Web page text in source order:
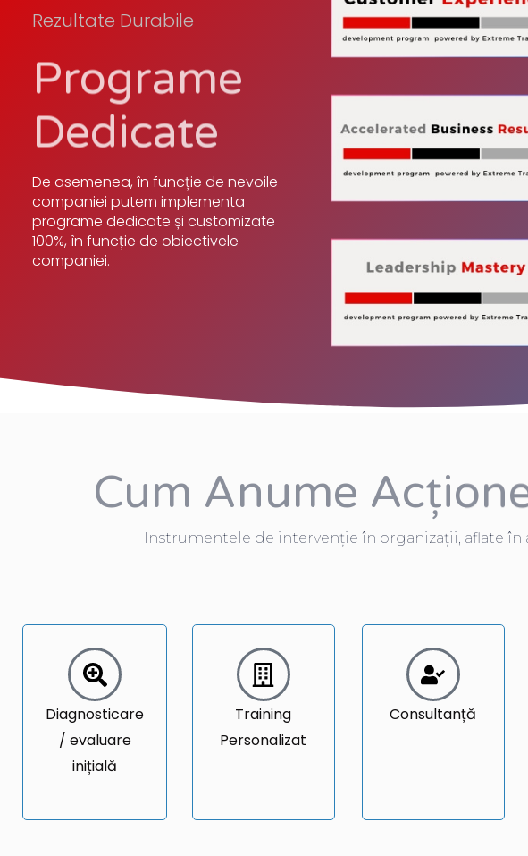
Rezultate Durabile
Programe
Dedicate
De asemenea, în funcție de nevoile
companiei putem implementa
programe dedicate și customizate
100%, în funcție de obiectivele
companiei.
Cum Anume
Instrumentele de intervenție în organizații, aflate
Diagnosticare
/ evaluare
inițială
Training
Personalizat
Consultanță